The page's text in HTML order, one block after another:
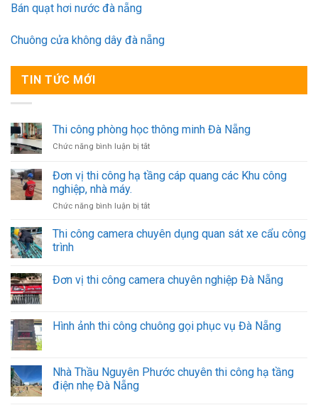
Bán quạt hơi nước đà nẵng
Chuông cửa không dây đà nẵng
TIN TỨC MỚI
Thi công phòng học thông minh Đà Nẵng
Chức năng bình luận bị tắtở
công
phòng
thông
Đà
Nẵng
Đơn vị thi công hạ tầng cáp quang các Khu công
nghiệp, nhà máy.
Chức năng bình luận bị tắtở
vị
thi
tầng
Khu
máy.
Thi công camera chuyên dụng quan sát xe cẩu công
trình
Đơn vị thi công camera chuyên nghiệp Đà Nẵng
Hình ảnh thi công chuông gọi phục vụ Đà Nẵng
Nhà Thầu Nguyên Phước chuyên thi công hạ tầng
điện nhẹ Đà Nẵng